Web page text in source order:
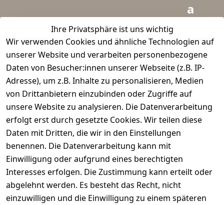
Ihre Privatsphäre ist uns wichtig
Wir verwenden Cookies und ähnliche Technologien auf
unserer Website und verarbeiten personenbezogene
Daten von Besucher:innen unserer Webseite (z.B. IP-
Adresse), um z.B. Inhalte zu personalisieren, Medien
von Drittanbietern einzubinden oder Zugriffe auf
unsere Website zu analysieren. Die Datenverarbeitung
erfolgt erst durch gesetzte Cookies. Wir teilen diese
Daten mit Dritten, die wir in den Einstellungen
benennen. Die Datenverarbeitung kann mit
Einwilligung oder aufgrund eines berechtigten
Interesses erfolgen. Die Zustimmung kann erteilt oder
abgelehnt werden. Es besteht das Recht, nicht
einzuwilligen und die Einwilligung zu einem späteren
a
d
m
e
i
s
r.